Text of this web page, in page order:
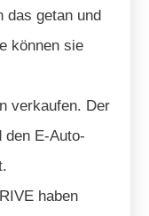
das getan und
können sie
verkaufen. Der
den E-Auto-
haben